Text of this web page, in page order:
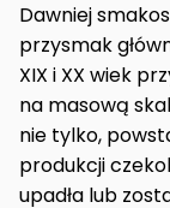
Dawniej
przysmak
XIX i XX wiek
na masową
nie tylko,
produkcji
upadła lub